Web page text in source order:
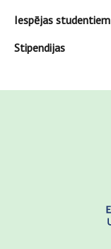
Iespējas studentiem
Stipendijas